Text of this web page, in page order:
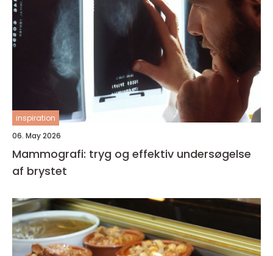
inspiration
06. May 2026
Mammografi: tryg og effektiv undersøgelse
af brystet